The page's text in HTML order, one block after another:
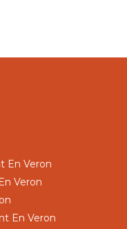
En Veron
Veron
En Veron